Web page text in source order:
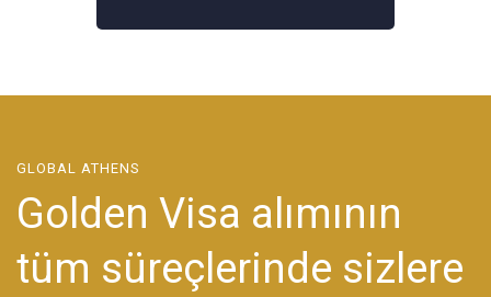
GLOBAL ATHENS
Golden Visa alımının
tüm süreçlerinde sizlere